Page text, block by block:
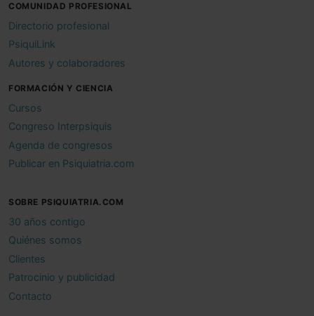
COMUNIDAD PROFESIONAL
Directorio profesional
PsiquiLink
Autores y colaboradores
FORMACIÓN Y CIENCIA
Cursos
Congreso Interpsiquis
Agenda de congresos
Publicar en Psiquiatria.com
SOBRE PSIQUIATRIA.COM
30 años contigo
Quiénes somos
Clientes
Patrocinio y publicidad
Contacto